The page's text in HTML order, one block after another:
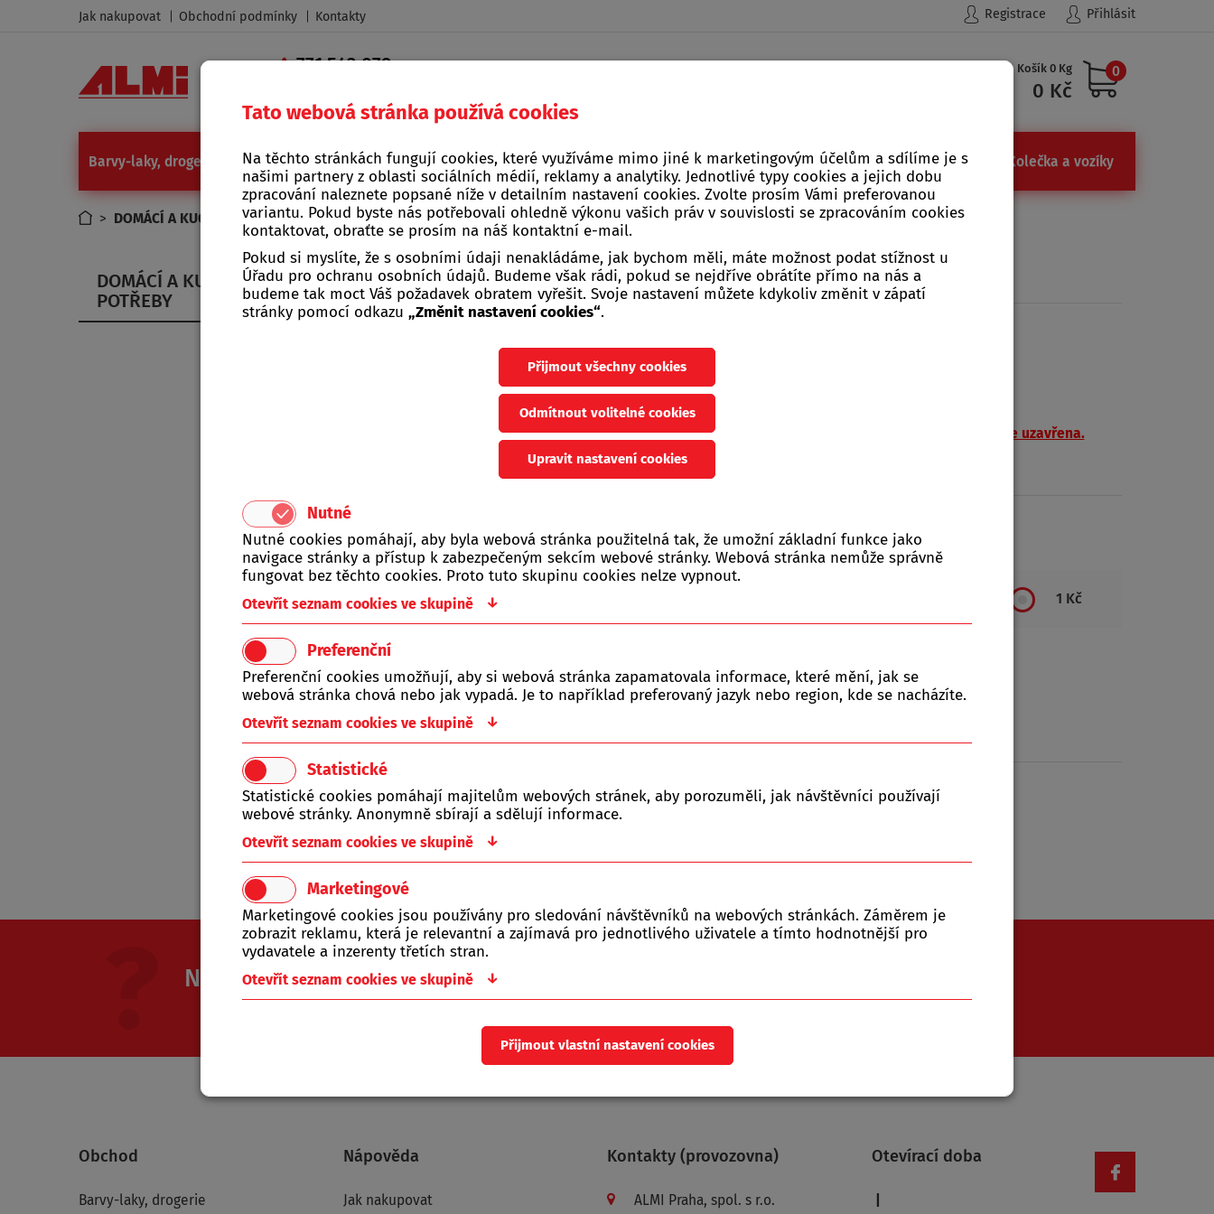
Tato webová stránka používá cookies
Na těchto stránkách fungují cookies, které využíváme mimo jiné k marketingovým účelům a sdílíme je s
našimi partnery z oblasti sociálních médií, reklamy a analytiky. Jednotlivé typy cookies a jejich dobu
zpracování naleznete popsané níže v detailním nastavení cookies. Zvolte prosím Vámi preferovanou
variantu. Pokud byste nás potřebovali ohledně výkonu vašich práv v souvislosti se zpracováním cookies
kontaktovat, obraťte se prosím na náš kontaktní e-mail.
Pokud si myslíte, že s osobními údaji nenakládáme, jak bychom měli, máte možnost podat stížnost u
Úřadu pro ochranu osobních údajů. Budeme však rádi, pokud se nejdříve obrátíte přímo na nás a
budeme tak moct Váš požadavek obratem vyřešit. Svoje nastavení můžete kdykoliv změnit v zápatí
stránky pomocí odkazu „Změnit nastavení cookies“.
Přijmout všechny cookies
Odmítnout volitelné cookies
Upravit nastavení cookies
Nutné
Nutné cookies pomáhají, aby byla webová stránka použitelná tak, že umožní základní funkce jako
navigace stránky a přístup k zabezpečeným sekcím webové stránky. Webová stránka nemůže správně
fungovat bez těchto cookies. Proto tuto skupinu cookies nelze vypnout.
Otevřít seznam cookies ve skupině ↓
Preferenční
Preferenční cookies umožňují, aby si webová stránka zapamatovala informace, které mění, jak se
webová stránka chová nebo jak vypadá. Je to například preferovaný jazyk nebo region, kde se nacházíte.
Otevřít seznam cookies ve skupině ↓
Statistické
Statistické cookies pomáhají majitelům webových stránek, aby porozuměli, jak návštěvníci používají
webové stránky. Anonymně sbírají a sdělují informace.
Otevřít seznam cookies ve skupině ↓
Marketingové
Marketingové cookies jsou používány pro sledování návštěvníků na webových stránkách. Záměrem je
zobrazit reklamu, která je relevantní a zajímavá pro jednotlivého uživatele a tímto hodnotnější pro
vydavatele a inzerenty třetích stran.
Otevřít seznam cookies ve skupině ↓
Přijmout vlastní nastavení cookies
Jak nakupovat Obchodní podmínky Kontakty Registrace Přihlásit
771 543 079 Košík 0 Kg
0 Kč
0
Barvy-laky, drogerie Camping a grilování Dílna, stavba, zahrada
Domácí a kuchyňské
potřeby
Žebříky, štafle, schůdky Železářství, kamna Kolečka a vozíky
> DOMÁCÍ A KUCHYŇSKÉ POTŘEBY
DOMÁCÍ A KUCHYŇSKÉ
POTŘEBY
VÍTEJTE NA STRÁNKÁCH FIRMY ALMI PRAHA,
rodejna na adrese Náchodská 712/104 v Praze 9 - Horních Počernicíc
h je od 17.10.2025 trvale uzavřena.
Objednané zboží je možné zaslat přepravní službou nebo vyzvednout na výdejním místě.
Jen skladem 1 Kč
Produkty řazeny dle:
A-Z Z-A Nejlevnější Nejdražší
Tato kategorie je prázdná.
Nevíte si rady? Napište nám!
Obchod
Barvy-laky, drogerie
Nápověda
Jak nakupovat
Kontakty (provozovna)
ALMI Praha, spol. s r.o.
Otevírací doba